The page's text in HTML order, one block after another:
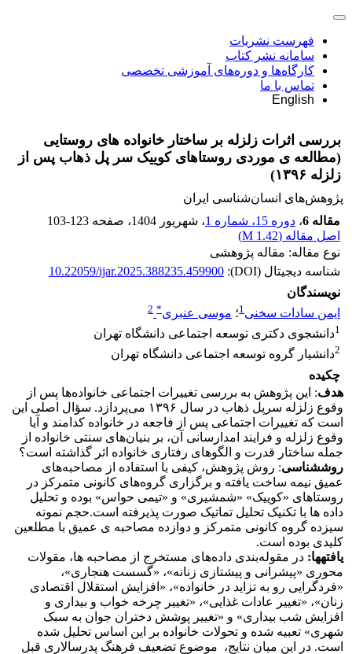
فهرست نشریات
سامانه نشر کتاب
کارگاه‌ها و دوره‌های آموزشی تخصصی
تماس با ما
English
بررسی اثرات زلزله بر ساختار خانواده های روستایی
(مطالعه ی موردی روستاهای کوییک سر پل ذهاب پس از
زلزله ۱۳۹۶)
پژوهش‌های انسان‌شناسی ایران
مقاله 6
، دوره 15، شماره 1 ، شهریور 1404 ، صفحه 103-123
اصل مقاله (1.42 M
)
نوع مقاله: مقاله پژوهشی
شناسه دیجیتال (DOI):
10.22059/ijar.2025.388235.459900
نویسندگان
ایمن سادات سخنی1؛ موسی عنبری*
2
1دانشجوی دکتری توسعه اجتماعی دانشگاه تهران
2دانشیار گروه توسعه اجتماعی دانشگاه تهران
چکیده
هدف: این پژوهش به بررسی تغییرات اجتماعی خانواده‌ها پس از
وقوع زلزله سرپل ذهاب در سال ۱۳۹۶ می‌پردازد. سؤال اصلی این
است که تغییرات اجتماعی پس از فاجعه در خانواده کدامند و آیا
وقوع زلزله و فرایند امدارسانی آن، بر بنیان‌های سنتی خانواده از
جمله ساختار قدرت و الگوهای رفتاری خانواده اثر گذاشته است؟
روش­شناسی: روش پژوهش، کیفی با استفاده از مصاحبه‌های
عمیق نیمه ساخت یافته و برگزاری گروه‌های کانونی متمرکز در
روستاهای «کوییک» «شمشیری» و «تیمی حواس» بوده و تحلیل
داده ها با تکنیک تحلیل تماتیک صورت پذیرفته است.حجم نمونه
سیزده گروه کانونی متمرکز و دوازده مصاحبه ی عمیق با مطلعین
کلیدی بوده است.
یافته­ها: در مقوله‌بندی داده‌های مستخرج از مصاحبه ها، مقولات
محوری «پیشرانی و پیشتازی زنانه»،‌ «گسست هنجاری»،
«فردگرایی رو به تزاید در خانواده»، «افزایش استقلال اقتصادی
زنان»، «تغییر عادات غذایی»، «تغییر چرخه خواب و بیداری و
افزایش شب بیداری» و «تغییر پوشش دختران جوان به سبک
شهری» تعبیه شده و تحولات خانواده بر این اساس تحلیل شده
است. در این میان نتایج، موضوع تضعیف فرهنگ پدرسالاری قبل